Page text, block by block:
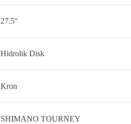
27.5"
Hidrolik Disk
Kron
SHIMANO TOURNEY